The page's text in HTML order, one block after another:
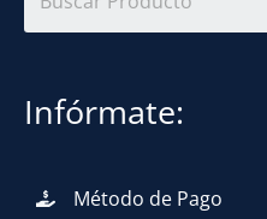
Infórmate:
Método de Pago